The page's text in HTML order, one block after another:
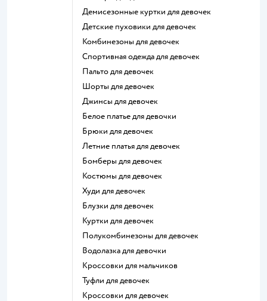
Демисезонные куртки для девочек
Детские пуховики для девочек
Комбинезоны для девочек
Спортивная одежда для девочек
Пальто для девочек
Шорты для девочек
Джинсы для девочек
Белое платье для девочки
Брюки для девочек
Летние платья для девочек
Бомберы для девочек
Костюмы для девочек
Худи для девочек
Блузки для девочек
Куртки для девочек
Полукомбинезоны для девочек
Водолазка для девочки
Кроссовки для мальчиков
Туфли для девочек
Кроссовки для девочек